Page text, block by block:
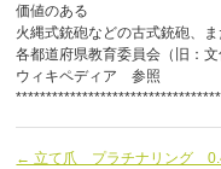
価値のある
火縄式銃砲などの古式銃砲、
各都道府県教育委員会（旧：
ウィキペディア 参照
← 立て爪 プラチナリング